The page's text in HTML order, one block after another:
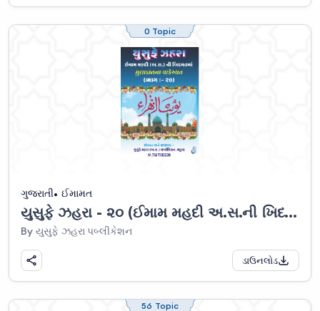
0 Topic
ગુજરાતી ઈમામત
યુસુફે ઝહરા - ૨૦ (ઈમામ મહદી અ.સ.ની ખિદમતમાં મુલાકાતના વાકેઆ)
By યુસુફે ઝહરા પબ્લીકેશન
ડાઉનલોડ
56 Topic